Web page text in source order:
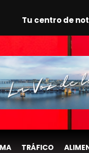
Tu centro de
TRÁFICO